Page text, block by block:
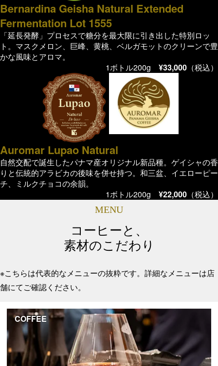
Bernardina Geisha Natural Extended
Fermentation Lot 1555
「延長発酵」プロセスで糖分を最大限に引き出した特別ロッ
ト。マスクメロン、巨峰、黄桃、ベルガモットのクリーンで豊
かな風味とアロマ。
1ボトル200g ¥33,000 （税込）
Auromar Lupao Natural
自然交配で誕生したパナマ産オリジナル新品種。ゲイシャの香
りと伝統的アラビカの後味を併せ持つ。和三盆、イエローピー
チ、ミルクチョコの余韻。
1ボトル200g ¥22,000 （税込）
MENU
コーヒーと、
素材のこだわり
※こちらは代表的なメニューの抜粋です。詳細なメニューは店
舗にてご確認ください。
COFFEE